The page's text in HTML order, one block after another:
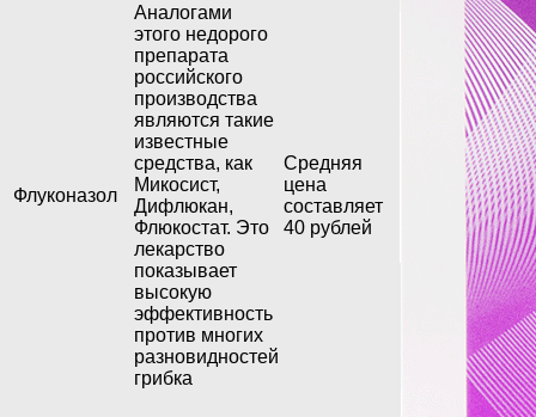
Флуконазол
Аналогами
этого недорого
препарата
российского
производства
являются такие
известные
средства, как
Микосист,
Дифлюкан,
Флюкостат. Это
лекарство
показывает
высокую
эффективность
против многих
разновидностей
грибка
Средняя
цена
составляет
40 рублей